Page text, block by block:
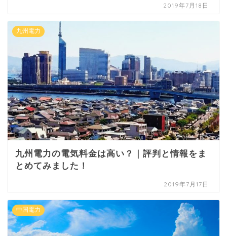
2019年7月18日
九州電力
九州電力の電気料金は高い？｜評判と情報をま
とめてみました！
2019年7月17日
中国電力